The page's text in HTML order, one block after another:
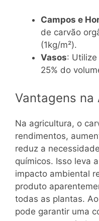
Campos e
de carvão
(1kg/m²).
Vasos:
25% do
Vantagens na
Na agricultura, o
rendimentos,
reduz a
químicos. Isso leva
impacto ambiental
produto
todas as plantas.
pode garantir uma